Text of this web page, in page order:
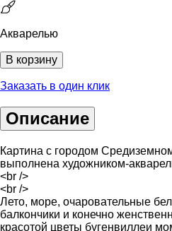
Акварелью
В корзину
Заказать в один клик
Описание
Картина с городом
выполнена художником-
<br />
<br />
Лето, море, очаровательные
балкончики и конечно
красотой цветы бугенвиллеи